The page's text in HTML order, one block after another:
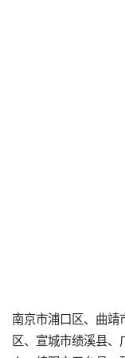
南京市浦口区、曲
区、宣城市绩溪县